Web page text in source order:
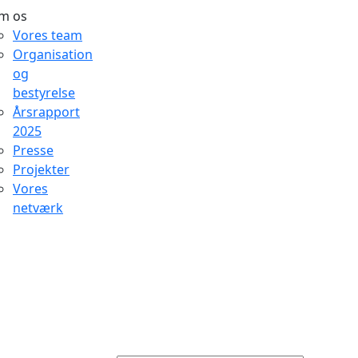
os
Vores team
Organisation
og
bestyrelse
Årsrapport
2025
Presse
Projekter
Vores
netværk